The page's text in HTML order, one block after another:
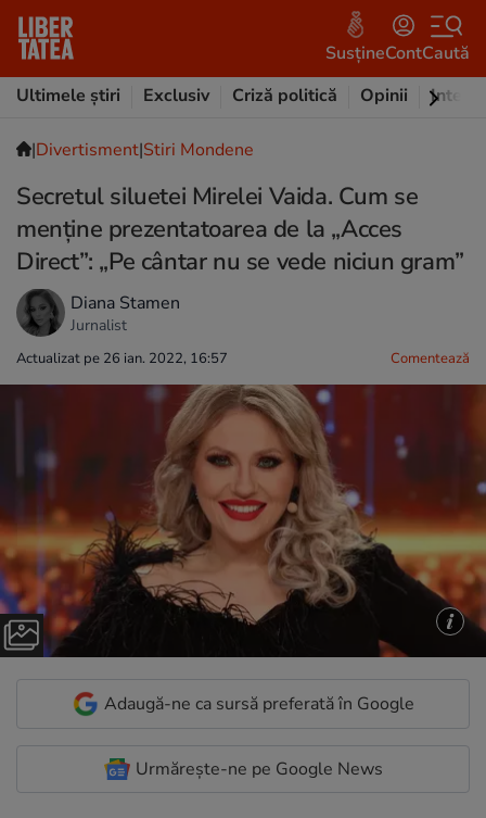
SusțineContCaută
Ultimele știri
Exclusiv Criză politică Opinii
|Divertisment|Stiri Mondene
Secretul siluetei Mirelei Vaida. Cum se
menține prezentatoarea de la „Acces
Direct”: „Pe cântar nu se vede niciun gram”
Diana Stamen
Jurnalist
Actualizat pe 26 ian. 2022, 16:57 Comentează
Adaugă-ne ca sursă preferată în Google
Urmărește-ne pe Google News